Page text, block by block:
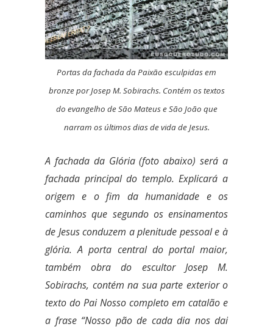
Portas da fachada da Paixão esculpidas em
bronze por Josep M. Sobirachs. Contém os textos
do evangelho de São Mateus e São João que
narram os últimos dias de vida de Jesus.
A fachada da Glória (foto abaixo) será a
fachada principal do templo. Explicará a
origem e o fim da humanidade e os
caminhos que segundo os ensinamentos
de Jesus conduzem a plenitude pessoal e à
glória. A porta central do portal maior,
também obra do escultor Josep M.
Sobirachs, contém na sua parte exterior o
texto do Pai Nosso completo em catalão e
a frase “Nosso pão de cada dia nos dai